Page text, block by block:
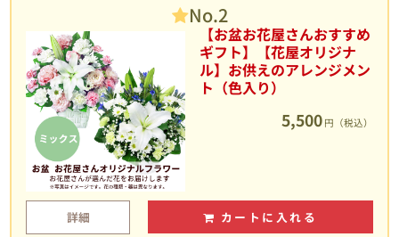
No.2
【お盆お花屋さんおすすめ
ギフト】【花屋オリジナ
ル】お供えのアレンジメン
ト（色入り）
5,500 円（税込）
詳細 カートに入れる